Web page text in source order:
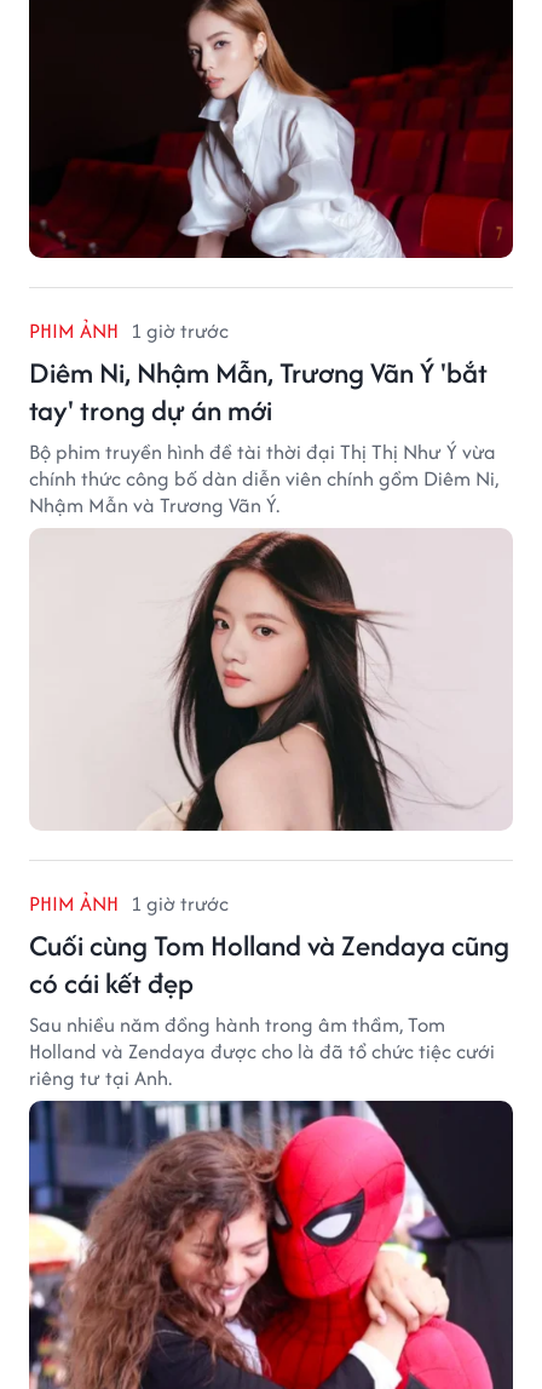
PHIM ẢNH 1 giờ trước
Diêm Ni, Nhậm Mẫn, Trương Vãn Ý 'bắt
tay' trong dự án mới
Bộ phim truyền hình đề tài thời đại Thị Thị Như Ý vừa
chính thức công bố dàn diễn viên chính gồm Diêm Ni,
Nhậm Mẫn và Trương Vãn Ý.
PHIM ẢNH 1 giờ trước
Cuối cùng Tom Holland và Zendaya cũng
có cái kết đẹp
Sau nhiều năm đồng hành trong âm thầm, Tom
Holland và Zendaya được cho là đã tổ chức tiệc cưới
riêng tư tại Anh.